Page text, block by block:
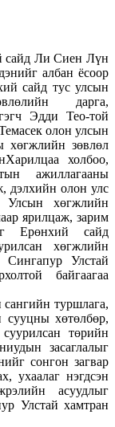
сайд Ли Сиен Лүн
албан ёсоор
сайд тус улсын
дарга,
Эдди Тео-той
олон улсын
хөгжлийн зөвлөл
холбоо,
ажиллагааны
дэлхийн олон улс
Улсын хөгжлийн
ярилцаж, зарим
Ерөнхий сайд
хөгжлийн
Улстай
байгаагаа
туршлага,
сууцны хөтөлбөр,
төрийн
засаглалыг
сонгон загвар
ухаалаг нэгдсэн
асуудлыг
Улстай хамтран